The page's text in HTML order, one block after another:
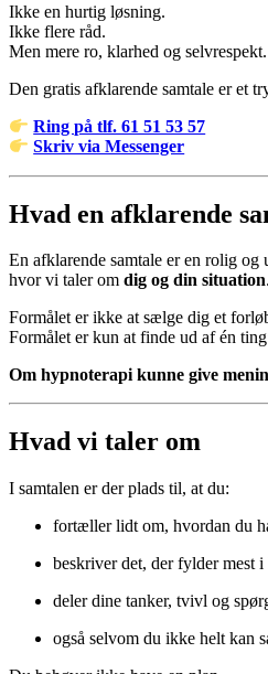
Ikke en hurtig løsning.
Ikke flere råd.
Men mere ro, klarhed og selvrespekt.
Den gratis afklarende samtale er et
Ring på tlf. 61 51 53 57
Skriv via Messenger
Hvad en afklarende
En afklarende samtale er en rolig og
hvor vi taler om dig og din situation.
Formålet er ikke at sælge dig et
Formålet er kun at finde ud af én
Om hypnoterapi kunne give
Hvad vi taler om
I samtalen er der plads til, at du:
fortæller lidt om, hvordan du
beskriver det, der fylder mest i
deler dine tanker, tvivl og
også selvom du ikke helt kan